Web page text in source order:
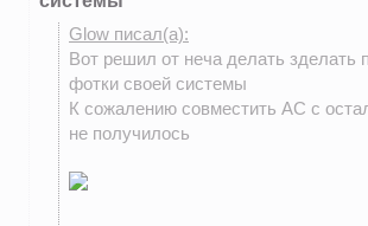
Glow писал(а):
Вот решил от неча делать зделать
фотки своей системы
К сожалению совместить АС с
не получилось